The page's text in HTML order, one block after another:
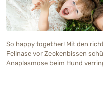
So happy together! Mit den
Fellnase vor Zeckenbissen
Anaplasmose beim Hund